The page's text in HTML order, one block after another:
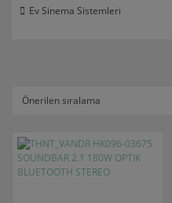
Ev Sinema Sistemleri